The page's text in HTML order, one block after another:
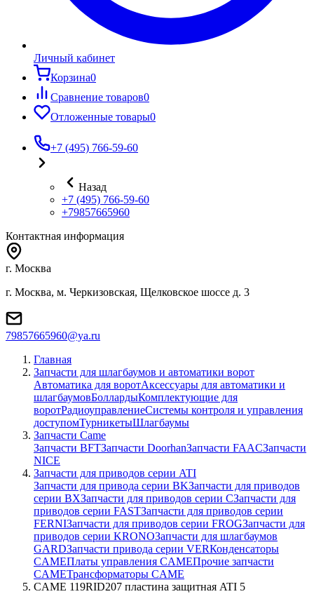
Личный кабинет
Корзина0
Сравнение товаров0
Отложенные товары0
+7 (495) 766-59-60
Назад
+7 (495) 766-59-60
+79857665960
Контактная информация
г. Москва
г. Москва, м. Черкизовская, Щелковское шоссе д. 3
79857665960@ya.ru
Главная
Запчасти для шлагбаумов и автоматики ворот
Автоматика для воротАксессуары для автоматики и
шлагбаумовБоллардыКомплектующие для
воротРадиоуправлениеСистемы контроля и управления
доступомТурникетыШлагбаумы
Запчасти Came
Запчасти BFTЗапчасти DoorhanЗапчасти FAACЗапчасти
NICE
Запчасти для приводов серии ATI
Запчасти для привода серии BKЗапчасти для приводов
серии BXЗапчасти для приводов серии CЗапчасти для
приводов серии FASTЗапчасти для приводов серии
FERNIЗапчасти для приводов серии FROGЗапчасти для
приводов серии KRONOЗапчасти для шлагбаумов
GARDЗапчасти привода серии VERКонденсаторы
CAMEПлаты управления CAMEПрочие запчасти
CAMEТрансформаторы CAME
CAME 119RID207 пластина защитная ATI 5